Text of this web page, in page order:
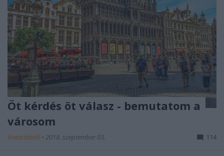
Öt kérdés öt válasz - bemutatom a
városom
Határátkelő • 2018. szeptember 03. 114